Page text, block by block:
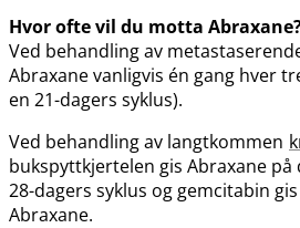
Hvor ofte vil du motta
Ved behandling av
Abraxane vanligvis én gang hver
en 21-dagers syklus).
Ved behandling av langtkommen
bukspyttkjertelen gis Abraxane på
28-dagers syklus og gemcitabin
Abraxane.